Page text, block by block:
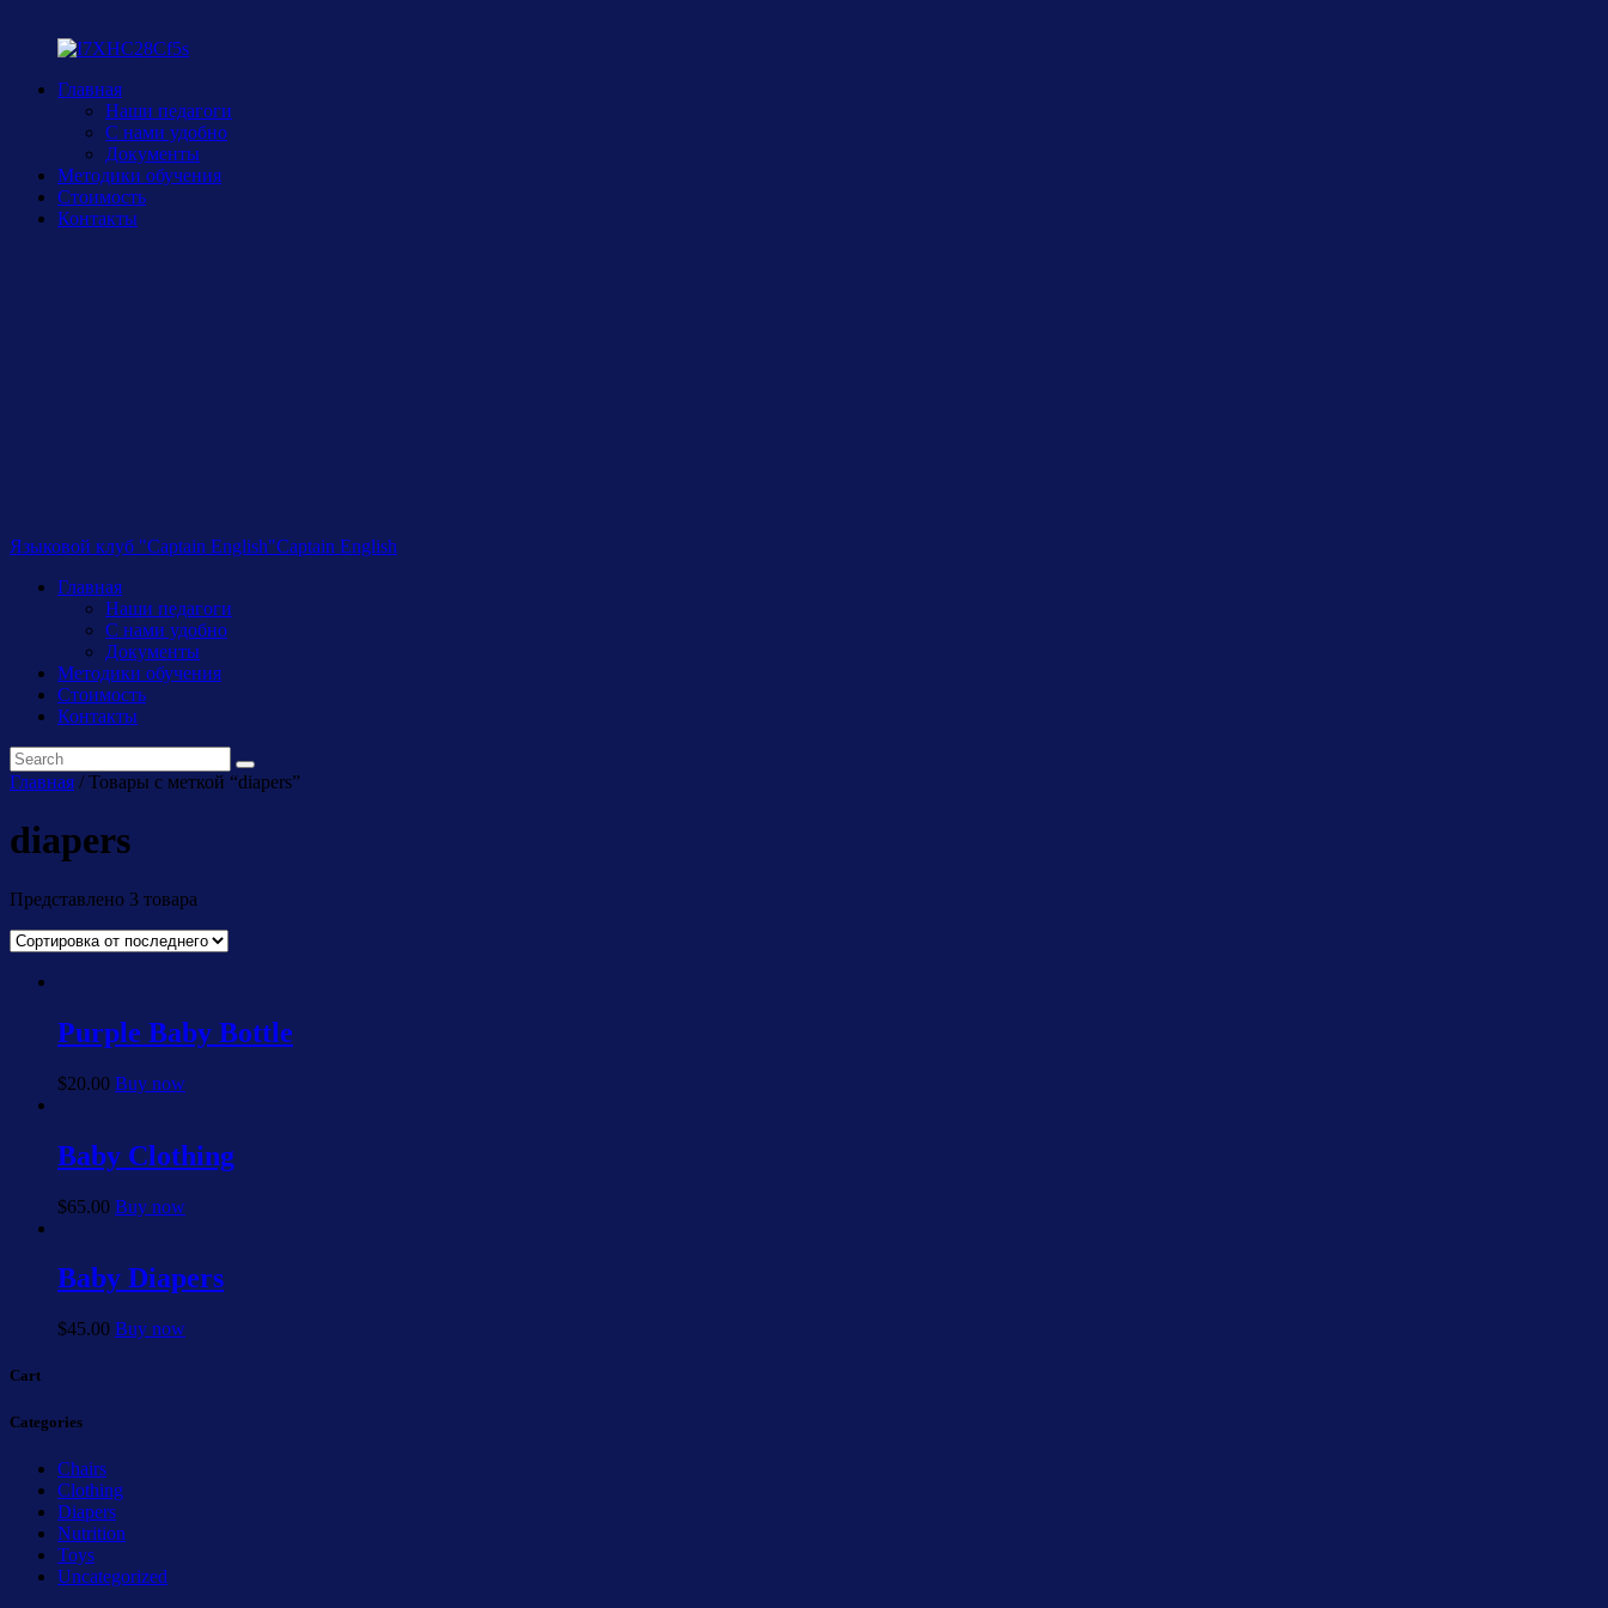
Главная
Наши педагоги
С нами удобно
Документы
Методики обучения
Стоимость
Контакты
Языковой клуб "Captain English"Captain English
Главная
Наши педагоги
С нами удобно
Документы
Методики обучения
Стоимость
Контакты
Главная / Товары с меткой “diapers”
diapers
Представлено 3 товара
Purple Baby Bottle
$20.00 Buy now
Baby Clothing
$65.00 Buy now
Baby Diapers
$45.00 Buy now
Cart
Categories
Chairs
Clothing
Diapers
Nutrition
Toys
Uncategorized